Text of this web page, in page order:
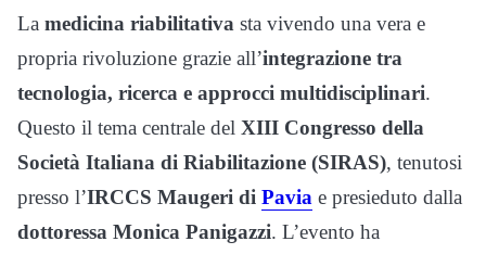
La medicina riabilitativa sta vivendo una vera e
propria rivoluzione grazie all’integrazione tra
tecnologia, ricerca e approcci multidisciplinari.
Questo il tema centrale del XIII Congresso della
Società Italiana di Riabilitazione (SIRAS), tenutosi
presso l’IRCCS Maugeri di Pavia e presieduto dalla
dottoressa Monica Panigazzi. L’evento ha